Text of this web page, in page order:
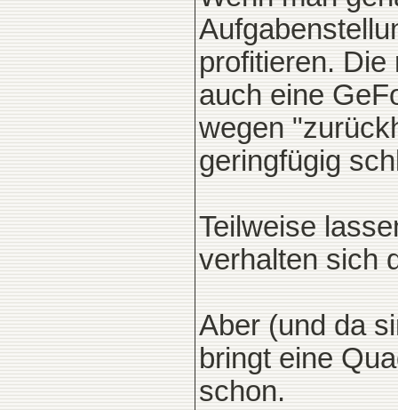
profitieren.
auch eine
wegen
geringfügig
Teilweise
verhalten sich
Aber (und da
bringt eine
schon.